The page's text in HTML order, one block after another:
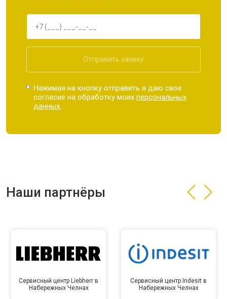
Отправить заявку
Нажимая на кнопку отправить я даю свое
согласие на обработку моихперсональных
данных.
Наши партнёры
Сервисный центр Liebherr в
Набережных Челнах
Сервисный центр Indesit в
Набережных Челнах